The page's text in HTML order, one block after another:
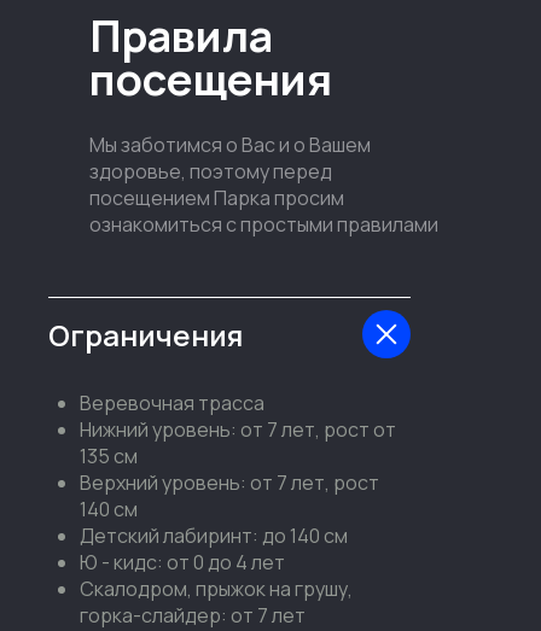
Правила
посещения
Мы заботимся о Вас и о Вашем
здоровье, поэтому перед
посещением Парка просим
ознакомиться с простыми правилами
Ограничения
Веревочная трасса
Нижний уровень: от 7 лет, рост от
135 см
Верхний уровень: от 7 лет, рост
140 см
Детский лабиринт: до 140 см
Ю - кидс: от 0 до 4 лет
Скалодром, прыжок на грушу,
горка-слайдер: от 7 лет